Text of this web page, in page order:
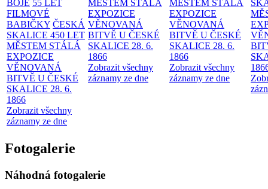
BOJE 55 LET
FILMOVÉ
BABIČKY ČESKÁ
SKALICE 450 LET
MĚSTEM STÁLÁ
EXPOZICE
VĚNOVANÁ
BITVĚ U ČESKÉ
SKALICE 28. 6.
1866
Zobrazit všechny
záznamy ze dne
MĚSTEM STÁLÁ
EXPOZICE
VĚNOVANÁ
BITVĚ U ČESKÉ
SKALICE 28. 6.
1866
Zobrazit všechny
záznamy ze dne
MĚSTEM STÁLÁ
EXPOZICE
VĚNOVANÁ
BITVĚ U ČESKÉ
SKALICE 28. 6.
1866
Zobrazit všechny
záznamy ze dne
Fotogalerie
Náhodná fotogalerie